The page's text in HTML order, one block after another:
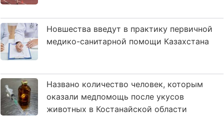
Новшества введут в практику первичной
медико-санитарной помощи Казахстана
Названо количество человек, которым
оказали медпомощь после укусов
животных в Костанайской области